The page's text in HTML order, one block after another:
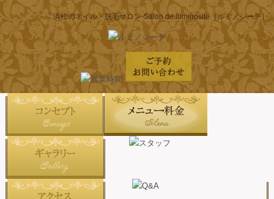
浜松のネイル・脱毛サロン-Salon de luminosite（ルミノシーテ）